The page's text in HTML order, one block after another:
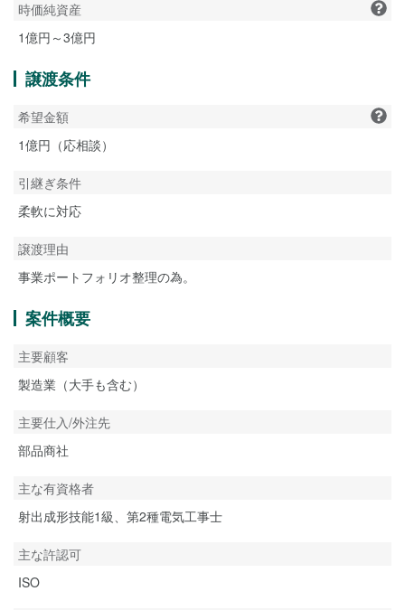
時価純資産
1億円～3億円
譲渡条件
希望金額
1億円（応相談）
引継ぎ条件
柔軟に対応
譲渡理由
事業ポートフォリオ整理の為。
案件概要
主要顧客
製造業（大手も含む）
主要仕入/外注先
部品商社
主な有資格者
射出成形技能1級、第2種電気工事士
主な許認可
ISO